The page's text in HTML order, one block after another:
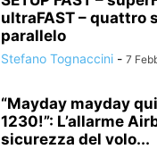
ultraFAST – quattro
parallelo
Stefano Tognaccini - 7
“Mayday mayday
1230!”: L’allarme
sicurezza del volo...